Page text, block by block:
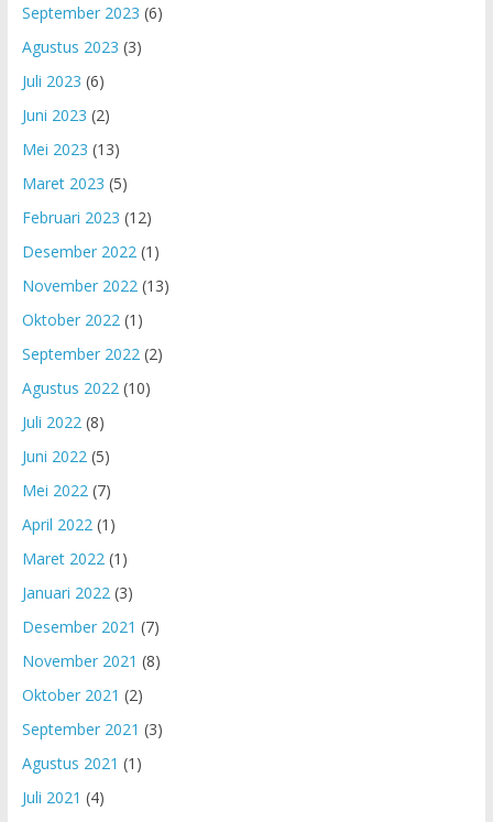
September 2023 (6)
Agustus 2023 (3)
Juli 2023 (6)
Juni 2023 (2)
Mei 2023 (13)
Maret 2023 (5)
Februari 2023 (12)
Desember 2022(1)
November 2022(13)
Oktober 2022(1)
September 2022(2)
Agustus 2022(10)
Juli 2022(8)
Juni 2022(5)
Mei 2022(7)
April 2022(1)
Maret 2022(1)
Januari 2022(3)
Desember 2021 (7)
November 2021 (8)
Oktober 2021 (2)
September 2021 (3)
Agustus 2021 (1)
Juli 2021 (4)